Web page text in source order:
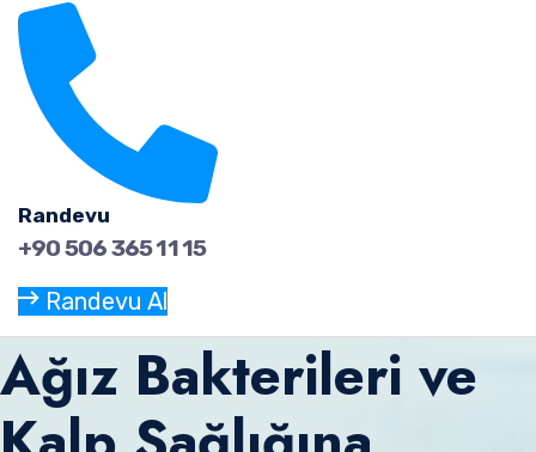
Randevu
+90 506 365 11 15
Randevu Al
Ağız Bakterileri ve